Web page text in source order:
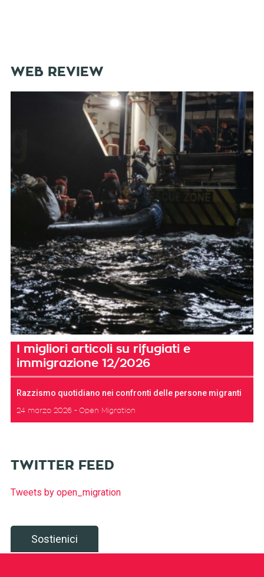
WEB REVIEW
I migliori articoli su rifugiati e
immigrazione 12/2026
Razzismo quotidiano nei confronti delle persone migranti
24 marzo 2026 Open Migration
TWITTER FEED
Tweets by open_migration
Sostienici